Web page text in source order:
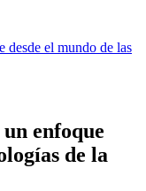
desde el mundo de las
enfoque
de la